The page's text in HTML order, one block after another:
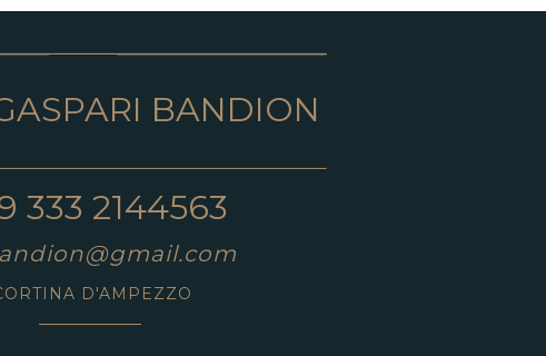
BANDION
333 2144563
D'AMPEZZO